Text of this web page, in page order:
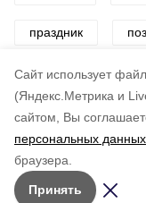
Cайт использует
(Яндекс.Метрика и
сайтом, Вы
персональных данных
браузера.
Принять
праздник
день врача
по
5